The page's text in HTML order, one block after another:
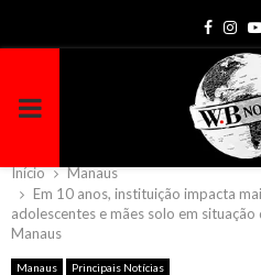
PRIMARY
MENU
Início
Manaus
Em 10 anos, instituição impacta
adolescentes e mães solo em
Manaus
Manaus Principais Notícias